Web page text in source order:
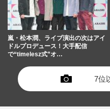
嵐・松本潤、ライブ演出の次はアイ
ドルプロデュース！大手配信
で“timelesz式”オ…
7位